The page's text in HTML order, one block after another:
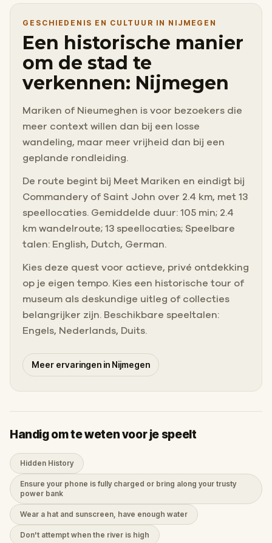
GESCHIEDENIS EN CULTUUR IN NIJMEGEN
Een historische manier
om de stad te
verkennen: Nijmegen
Mariken of Nieumeghen is voor bezoekers die
meer context willen dan bij een losse
wandeling, maar meer vrijheid dan bij een
geplande rondleiding.
De route begint bij Meet Mariken en eindigt bij
Commandery of Saint John over 2.4 km, met 13
speellocaties. Gemiddelde duur: 105 min; 2.4
km wandelroute; 13 speellocaties; Speelbare
talen: English, Dutch, German.
Kies deze quest voor actieve, privé ontdekking
op je eigen tempo. Kies een historische tour of
museum als deskundige uitleg of collecties
belangrijker zijn. Beschikbare speeltalen:
Engels, Nederlands, Duits.
Meer ervaringen in Nijmegen
Handig om te weten voor je speelt
Hidden History
Ensure your phone is fully charged or bring along your trusty
power bank
Wear a hat and sunscreen, have enough water
Don't attempt when the river is high